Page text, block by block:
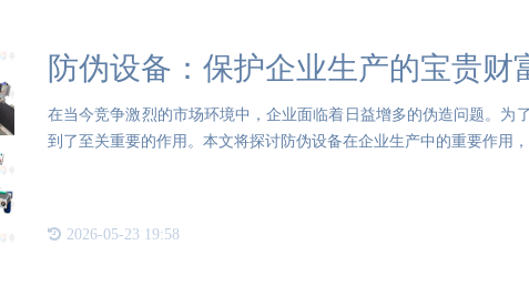
防伪设备：保护企业生产的宝贵财
在当今竞争激烈的市场环境中，企业面临着日益增多的伪造问题。为
到了至关重要的作用。本文将探讨防伪设备在企业生产中的重要作用
2026-05-23 19:58